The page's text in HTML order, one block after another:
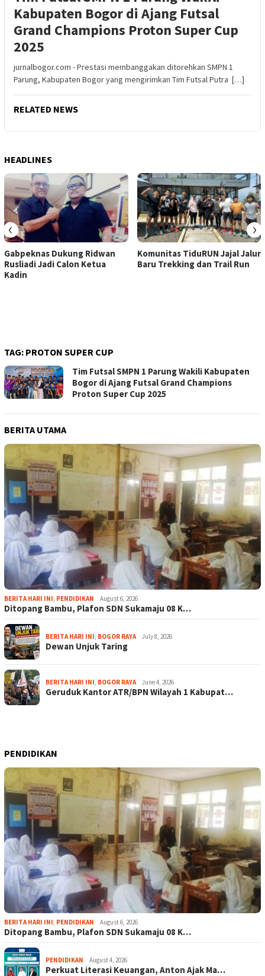
Kabupaten Bogor di Ajang Futsal
Grand Champions Proton Super Cup
2025
jurnalbogor.com - Prestasi membanggakan ditorehkan SMPN 1
Parung, Kabupaten Bogor yang mengirimkan Tim Futsal Putra […]
RELATED NEWS
HEADLINES
Gabpeknas Dukung Ridwan
Rusliadi Jadi Calon Ketua
Kadin
Komunitas TiduRUN Jajal Jalur
Baru Trekking dan Trail Run
‹ ›
TAG: PROTON SUPER CUP
Tim Futsal SMPN 1 Parung Wakili Kabupaten
Bogor di Ajang Futsal Grand Champions
Proton Super Cup 2025
BERITA UTAMA
BERITA HARI INI, PENDIDIKAN August 6, 2026
Ditopang Bambu, Plafon SDN Sukamaju 08 K…
BERITA HARI INI, BOGOR RAYA July 8, 2026
Dewan Unjuk Taring
BERITA HARI INI, BOGOR RAYA June 4, 2026
Geruduk Kantor ATR/BPN Wilayah 1 Kabupat…
PENDIDIKAN
BERITA HARI INI, PENDIDIKAN August 6, 2026
Ditopang Bambu, Plafon SDN Sukamaju 08 K…
PENDIDIKAN August 4, 2026
Perkuat Literasi Keuangan, Anton Ajak Ma…